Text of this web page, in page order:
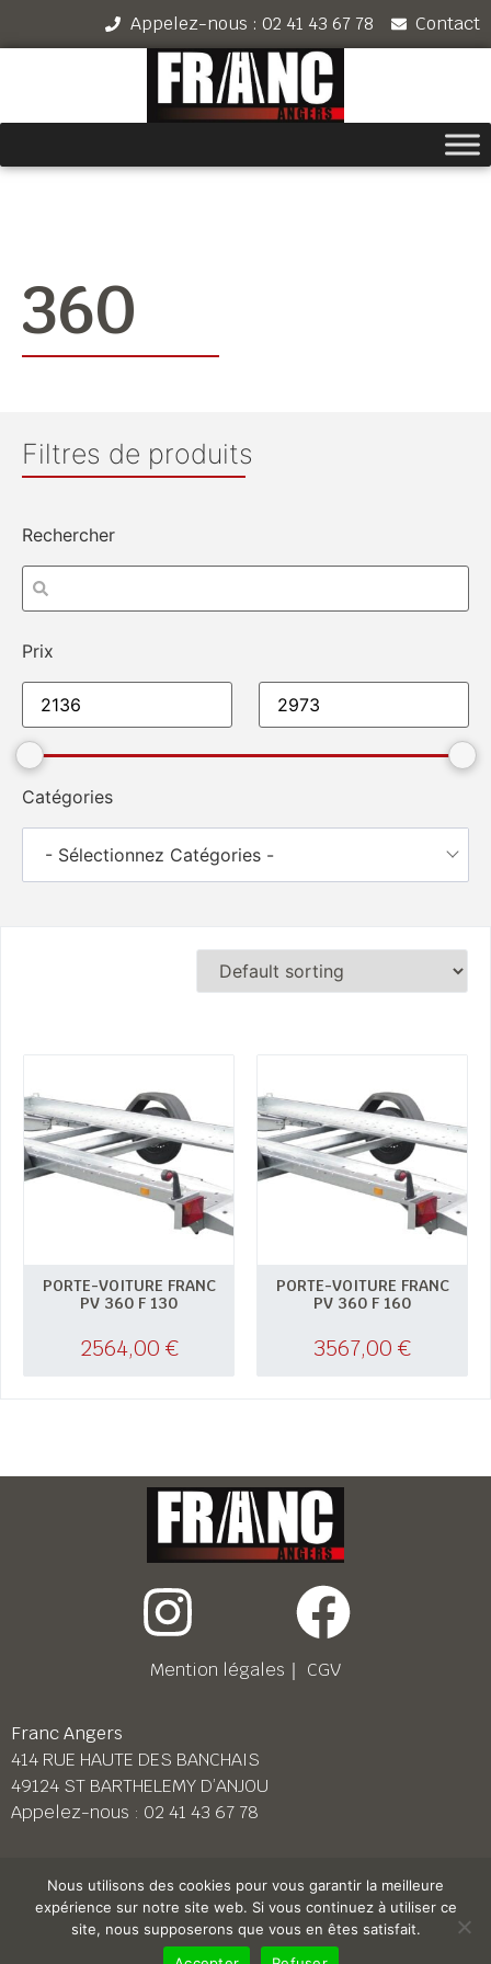
Appelez-nous : 02 41 43 67 78 Contact
360
Filtres de produits
Rechercher
Prix
Catégories
- Sélectionnez Catégories -
PORTE-VOITURE FRANC
PV 360 F 130
2564,00 €
PORTE-VOITURE FRANC
PV 360 F 160
3567,00 €
Mention légales ｜ CGV
Franc Angers
414 RUE HAUTE DES BANCHAIS
49124 ST BARTHELEMY D’ANJOU
Appelez-nous : 02 41 43 67 78
Franc Le Mans
158 BD PIERRE LEFAUCHEUX
72230 ARNAGE
02 43 87 38 08
Nous utilisons des cookies pour vous garantir la meilleure
expérience sur notre site web. Si vous continuez à utiliser ce
site, nous supposerons que vous en êtes satisfait.